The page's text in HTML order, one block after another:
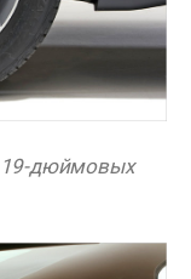
19-дюймовых